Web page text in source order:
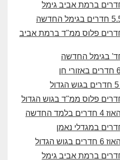
3 חדרים פלוס ממ"ד ברמת אביב
החדשה
הגדול